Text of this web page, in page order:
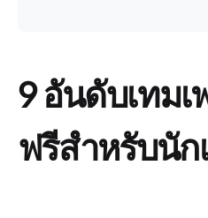
9 อันดับเทม
ฟรีสำหรับนัก